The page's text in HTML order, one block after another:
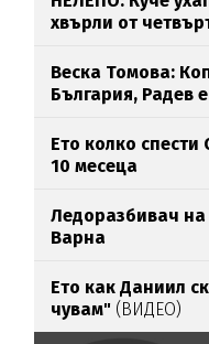
хвърли от
Веска Томова:
България, Радев
Ето колко
10 месеца
Ледоразбивач
Варна
Ето как Даниил
чувам" (ВИДЕО)